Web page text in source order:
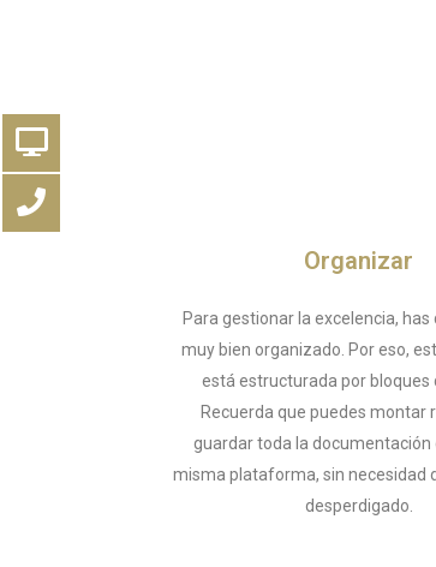
Organizar
Para gestionar la excelencia, has
muy bien organizado. Por eso,
está estructurada por bloques
Recuerda que puedes montar
guardar toda la documentación
misma plataforma, sin necesidad
desperdigado.